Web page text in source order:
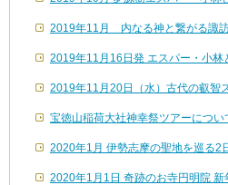
2019年11月 内なる神と繋がる諏
2019年11月16日発 エスパー・小
2019年11月20日（水）古代の叡智
宝徳山稲荷大社神幸祭ツアーについ
2020年1月 伊勢志摩の聖地を巡る2
2020年1月1日 奇跡のお寺円明院 新